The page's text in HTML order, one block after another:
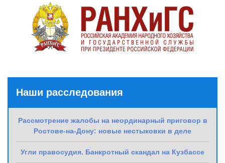
Наши расследования
Рассмотрение жалобы на неординарный приговор в
Ростове-на-Дону: новые нестыковки в деле
Угли правосудия. Банкротный скандал на Кузбассе